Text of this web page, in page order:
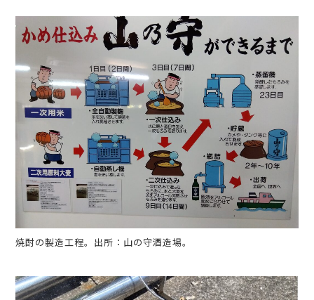
焼酎の製造工程。出所：山の守酒造場。